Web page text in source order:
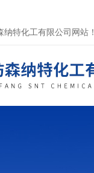
特化工有限公司网站！